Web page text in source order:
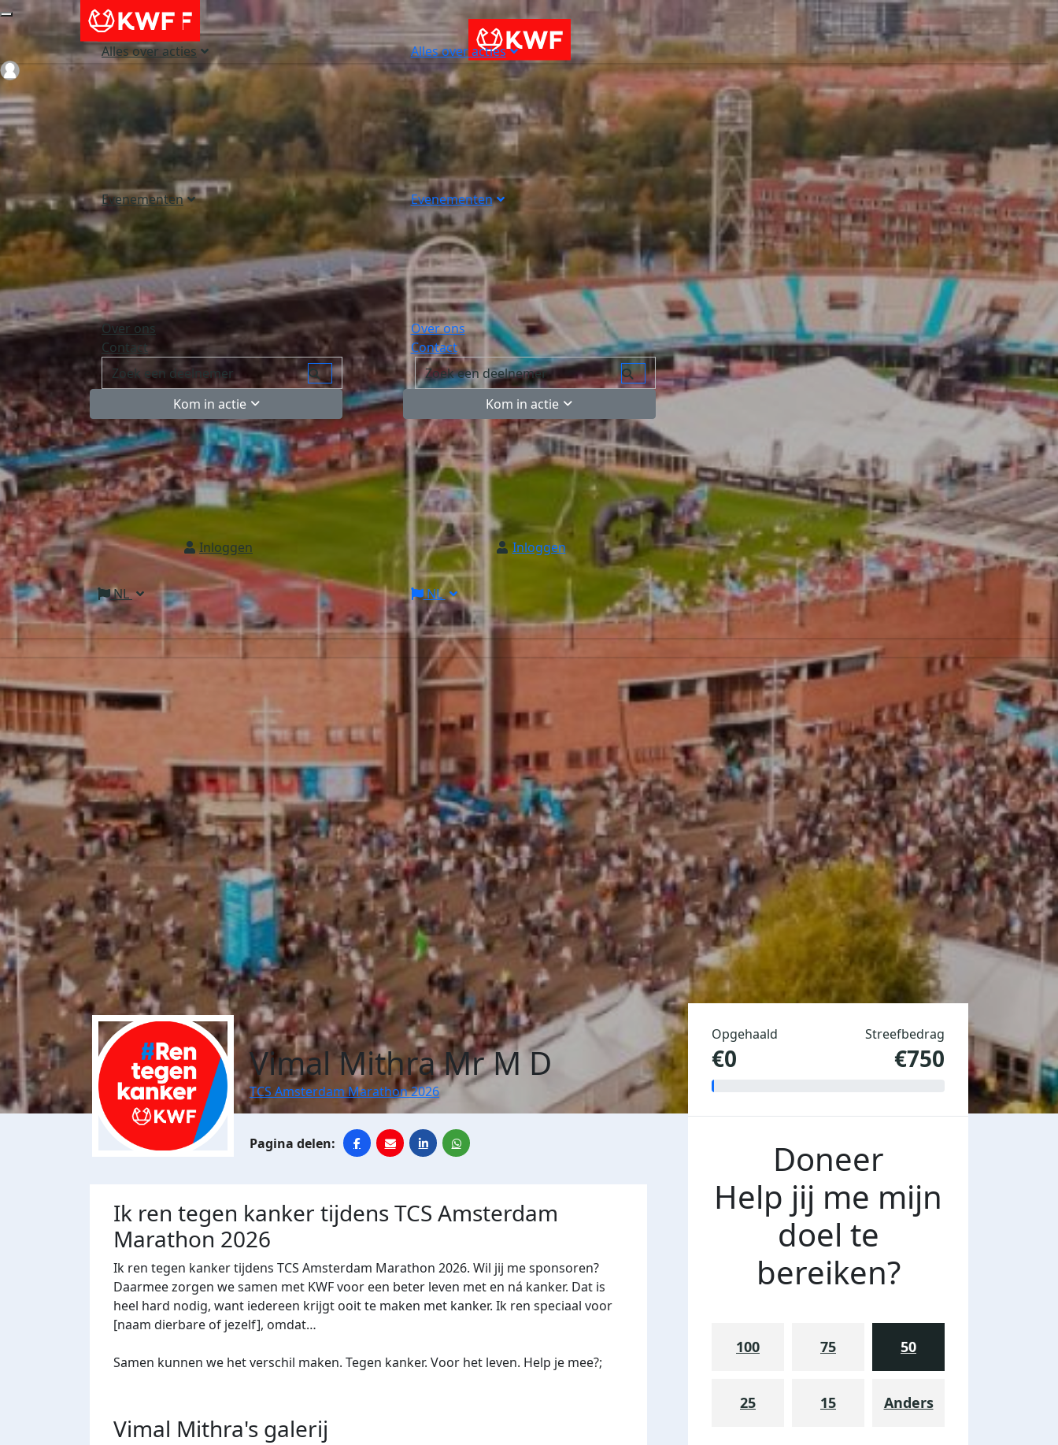
Alles over acties
Evenementen
Over ons
Contact
Kom in actie
Inloggen
NL
Alles over acties
Evenementen
Over ons
Contact
Kom in actie
Inloggen
NL
Login
Vimal Mithra Mr M D
TCS Amsterdam Marathon 2026
Ik ren tegen kanker tijdens TCS Amsterdam
Marathon 2026
Ik ren tegen kanker tijdens TCS Amsterdam Marathon 2026. Wil jij me sponsoren?
Daarmee zorgen we samen met KWF voor een beter leven met en ná kanker. Dat is
heel hard nodig, want iedereen krijgt ooit te maken met kanker. Ik ren speciaal voor
[naam dierbare of jezelf], omdat…
Samen kunnen we het verschil maken. Tegen kanker. Voor het leven. Help je mee?;
Vimal Mithra's galerij
Opgehaald
€0
Streefbedrag
€750
Doneer
Help jij me mijn
doel te
bereiken?
100 75 50
25 15 Anders